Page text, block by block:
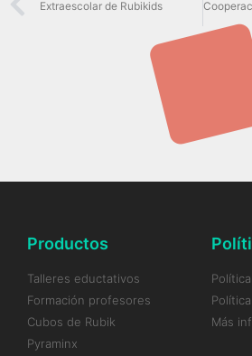
Extraescolar de Rubikids
Productos
Talleres eductativos
Formación profesores
Cubos de Rubik
Pyraminx
Más